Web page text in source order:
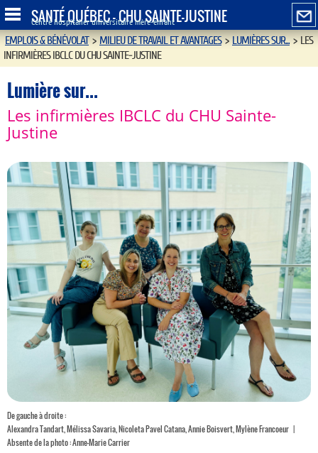
SANTÉ QUÉBEC - CHU SAINTE-JUSTINE
Centre hospitalier universitaire mère-enfant
EMPLOIS & BÉNÉVOLAT>MILIEU DE TRAVAIL ET AVANTAGES>LUMIÈRES SUR...>LES
INFIRMIÈRES IBCLC DU CHU SAINTE-JUSTINE
Lumière sur...
Les infirmières IBCLC du CHU Sainte-
Justine
De gauche à droite :
Alexandra Tandart, Mélissa Savaria, Nicoleta Pavel Catana, Annie Boisvert, Mylène Francoeur |
Absente de la photo : Anne-Marie Carrier